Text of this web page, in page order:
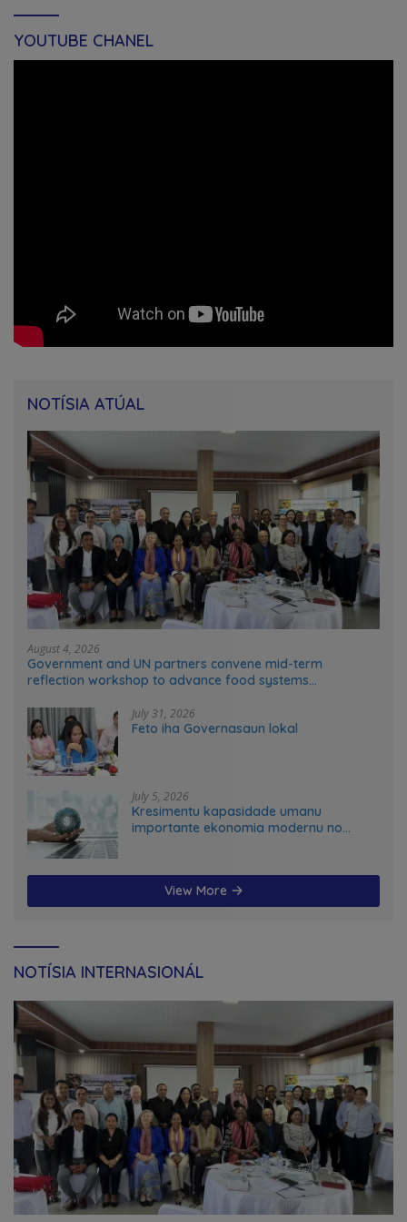
YOUTUBE CHANEL
NOTÍSIA ATÚAL
August 4, 2026
Government and UN partners convene mid-term
reflection workshop to advance food systems
July 31, 2026
Feto iha Governasaun lokal
July 5, 2026
Kresimentu kapasidade umanu
importante ekonomia modernu no
View More
NOTÍSIA INTERNASIONÁL